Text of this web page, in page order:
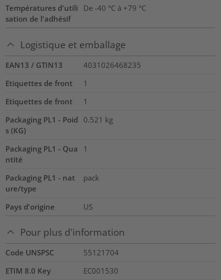
Températures d'utili
sation de l'adhésif
De -40 °C à +79 °C
Logistique et emballage
EAN13 / GTIN13
4031026468235
Etiquettes de front
1
Etiquettes de front
1
Packaging PL1 - Poid
s (KG)
0.521 kg
Packaging PL1 - Qua
ntité
1
Packaging PL1 - nat
ure/type
pack
Pays d'origine US
Pour plus d'information
Code UNSPSC
55121704
ETIM 8.0 Key
EC001530